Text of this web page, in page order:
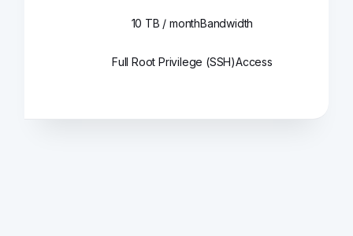
10 TB / monthBandwidth
Full Root Privilege (SSH)Access